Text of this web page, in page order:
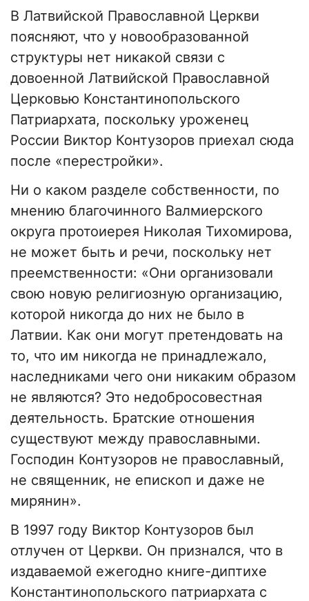
В Латвийской Православной Церкви
поясняют, что у новообразованной
структуры нет никакой связи с
довоенной Латвийской Православной
Церковью Константинопольского
Патриархата, поскольку уроженец
России Виктор Контузоров приехал сюда
после «перестройки».
Ни о каком разделе собственности, по
мнению благочинного Валмиерского
округа протоиерея Николая Тихомирова,
не может быть и речи, поскольку нет
преемственности: «Они организовали
свою новую религиозную организацию,
которой никогда до них не было в
Латвии. Как они могут претендовать на
то, что им никогда не принадлежало,
наследниками чего они никаким образом
не являются? Это недобросовестная
деятельность. Братские отношения
существуют между православными.
Господин Контузоров не православный,
не священник, не епископ и даже не
мирянин».
В 1997 году Виктор Контузоров был
отлучен от Церкви. Он признался, что в
издаваемой ежегодно книге-диптихе
Константинопольского патриархата с